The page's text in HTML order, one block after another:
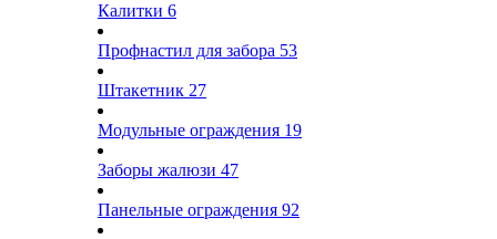
Калитки 6
Профнастил для забора 53
Штакетник 27
Модульные ограждения 19
Заборы жалюзи 47
Панельные ограждения 92